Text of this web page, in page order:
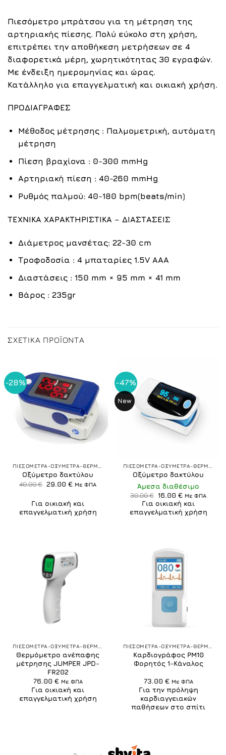
Πιεσόμετρο μπράτσου για τη μέτρηση της
αρτηριακής πίεσης. Πολύ εύκολο στη χρήση,
επιτρέπει την αποθήκεση μετρήσεων σε 4
διαφορετικά μέρη, χωρητικότητας 30 εγραφών.
Με ένδειξη ημερομηνίας και ώρας.
Κατάλληλο για επαγγελματική και οικιακή χρήση.
ΠΡΟΔΙΑΓΡΑΦΕΣ
Μέθοδος μέτρησης : Παλμομετρική, αυτόματη
μέτρηση
Πίεση βραχίονα : 0-300 mmHg
Αρτηριακή πίεση : 40-260 mmHg
Ρυθμός παλμού: 40-180 bpm(beats/min)
ΤΕΧΝΙΚΑ ΧΑΡΑΚΤΗΡΙΣΤΙΚΑ – ΔΙΑΣΤΑΣΕΙΣ
Διάμετρος μανσέτας: 22-30 cm
Τροφοδοσία : 4 μπαταρίες 1.5V AAA
Διαστάσεις : 150 mm × 95 mm × 41 mm
Βάρος : 235gr
ΣΧΕΤΙΚΆ ΠΡΟΪΌΝΤΑ
-28%
Οξύμετρο δακτύλου
40.00€ Original
40.00 €.
29.00€ Η
είναι:
29.00 €.
Με ΦΠΑ
Για οικιακή και
επαγγελματική χρήση
-47%
New
Οξύμετρο δακτύλου
Άμεσα διαθέσιμο
30.00€ Original
price
was:
30.00 €.
16.00€ Η
τρέχουσα
τιμή
είναι:
Με ΦΠΑ
Για οικιακή και
επαγγελματική χρήση
Θερμόμετρο ανέπαφης
μέτρησης JUMPER JPD-
FR202
76.00 € Με ΦΠΑ
Για οικιακή και
επαγγελματική χρήση
Καρδιογράφος PM10
Φορητός 1-Κάναλος
73.00 € Με ΦΠΑ
Για την πρόληψη
καρδιαγγειακών
παθήσεων στο σπίτι